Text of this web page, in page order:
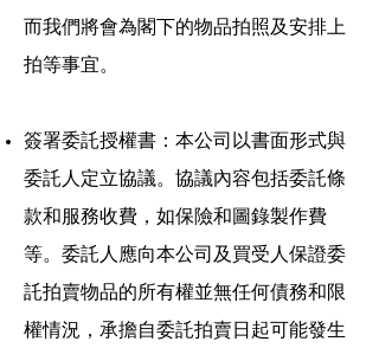
而我們將會為閣下的物品拍照及安排上
拍等事宜。
簽署委託授權書：本公司以書面形式與
委託人定立協議。協議內容包括委託條
款和服務收費，如保險和圖錄製作費
等。委託人應向本公司及買受人保證委
託拍賣物品的所有權並無任何債務和限
權情況，承擔自委託拍賣日起可能發生